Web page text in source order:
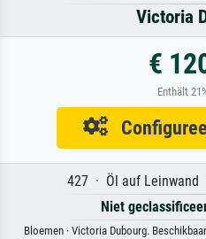
Victoria
€
Enthält
427 · Öl auf Leinwand
Niet
Bloemen · Victoria Dubourg.